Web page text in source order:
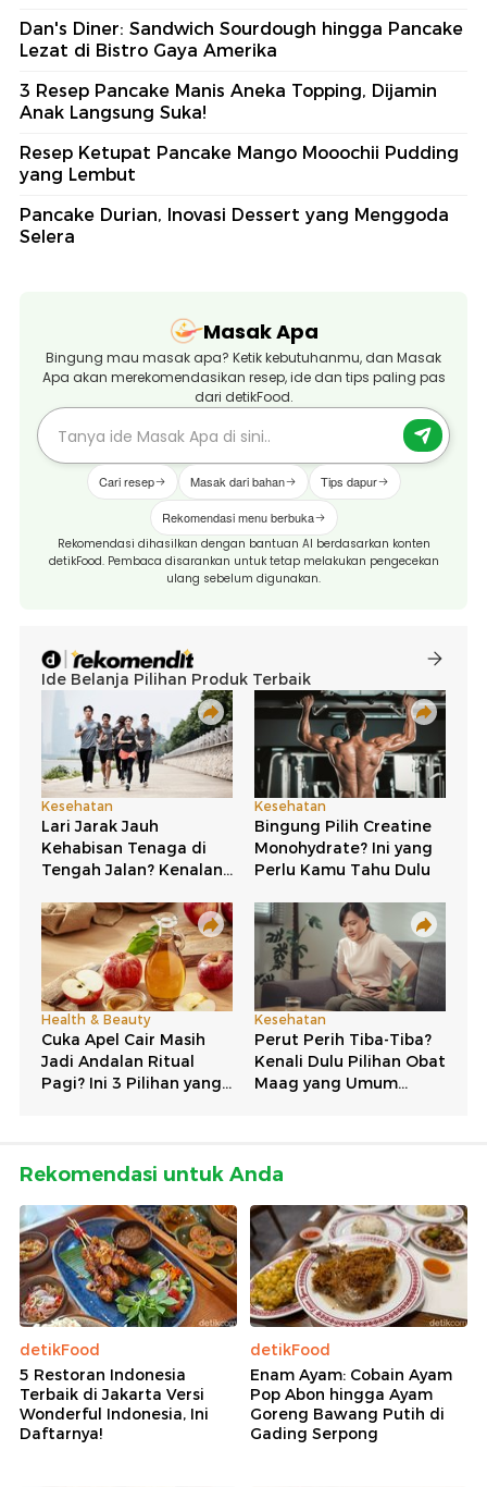
Dan's Diner: Sandwich Sourdough hingga Pancake
Lezat di Bistro Gaya Amerika
3 Resep Pancake Manis Aneka Topping, Dijamin
Anak Langsung Suka!
Resep Ketupat Pancake Mango Mooochii Pudding
yang Lembut
Pancake Durian, Inovasi Dessert yang Menggoda
Selera
Masak Apa
Bingung mau masak apa? Ketik kebutuhanmu, dan Masak
Apa akan merekomendasikan resep, ide dan tips paling pas
dari detikFood.
Cari resep Masak dari bahan Tips dapur
Rekomendasi menu berbuka
Rekomendasi dihasilkan dengan bantuan AI berdasarkan konten
detikFood. Pembaca disarankan untuk tetap melakukan pengecekan
ulang sebelum digunakan.
Rekomendasi untuk Anda
detikFood
5 Restoran Indonesia
Terbaik di Jakarta Versi
Wonderful Indonesia, Ini
Daftarnya!
detikFood
Enam Ayam: Cobain Ayam
Pop Abon hingga Ayam
Goreng Bawang Putih di
Gading Serpong